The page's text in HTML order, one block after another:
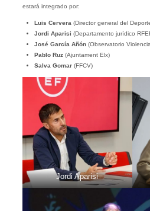
estará integrado por:
Luis Cervera(Director general del
Jordi Aparisi (Departamento jurídico
José García Añón(Observatorio
Pablo Ruz(Ajuntament Elx)
Salva Gomar(FFCV)
Jordi Aparisi